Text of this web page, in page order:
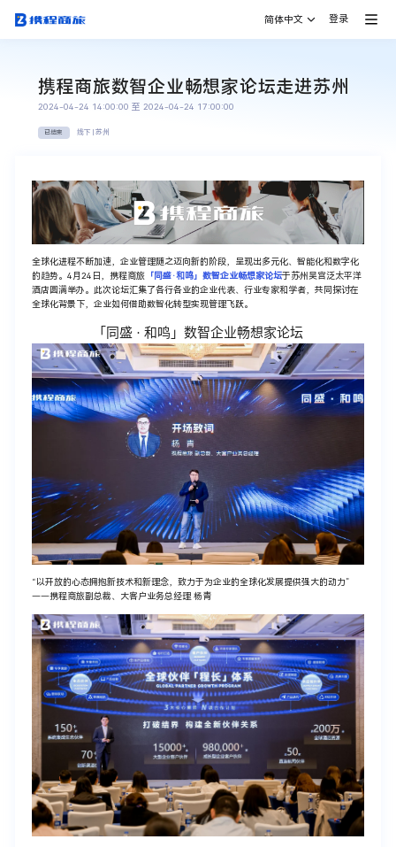
简体中文 登录
携程商旅数智企业畅想家论坛走进苏州
2024-04-24 14:00:00 至 2024-04-24 17:00:00
已结束 线下 | 苏州
全球化进程不断加速，企业管理随之迈向新的阶段，呈现出多元化、智能化和数字化
的趋势。4月24日，携程商旅 「同盛·和鸣」数智企业畅想家论坛于苏州吴宫泛太平洋
酒店圆满举办。此次论坛汇集了各行各业的企业代表、行业专家和学者，共同探讨在
全球化背景下，企业如何借助数智化转型实现管理飞跃。
「同盛 · 和鸣」数智企业畅想家论坛
“以开放的心态拥抱新技术和新理念，致力于为企业的全球化发展提供强大的动力”
——携程商旅副总裁、大客户业务总经理 杨青